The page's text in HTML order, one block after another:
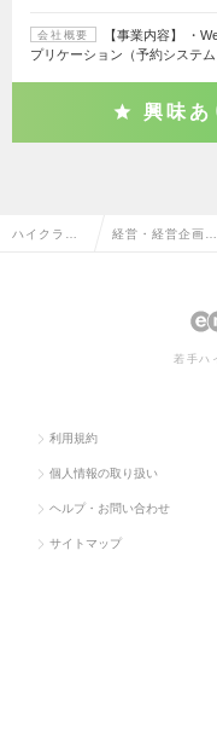
会社概要
【事業内容】 ・
プリケーション（予約システ
興味あ
ハイクラス 経営・経営企画・
若手ハ
利用規約
個人情報の取り扱い
ヘルプ・お問い合わせ
サイトマップ